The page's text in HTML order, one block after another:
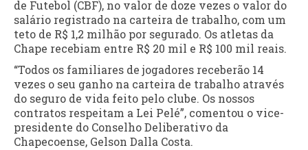
de Futebol (CBF), no valor de doze vezes o valor do
salário registrado na carteira de trabalho, com um
teto de R$ 1,2 milhão por segurado. Os atletas da
Chape recebiam entre R$ 20 mil e R$ 100 mil reais.
“Todos os familiares de jogadores receberão 14
vezes o seu ganho na carteira de trabalho através
do seguro de vida feito pelo clube. Os nossos
contratos respeitam a Lei Pelé”, comentou o vice-
presidente do Conselho Deliberativo da
Chapecoense, Gelson Dalla Costa.